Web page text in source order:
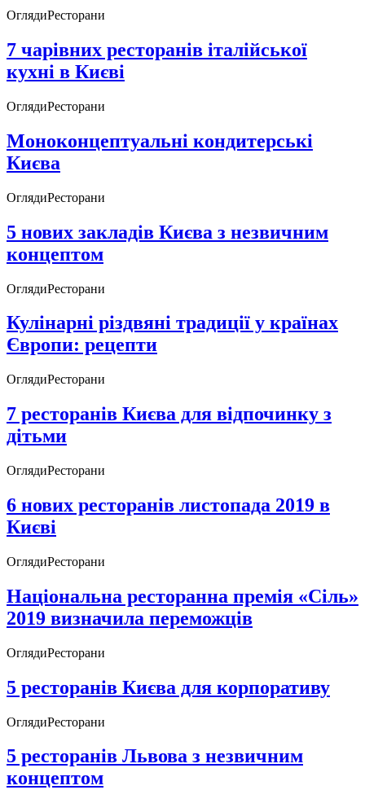
ОглядиРесторани
7 чарівних ресторанів італійської
кухні в Києві
ОглядиРесторани
Моноконцептуальні кондитерські
Києва
ОглядиРесторани
5 нових закладів Києва з незвичним
концептом
ОглядиРесторани
Кулінарні різдвяні традиції у країнах
Європи: рецепти
ОглядиРесторани
7 ресторанів Києва для відпочинку з
дітьми
ОглядиРесторани
6 нових ресторанів листопада 2019 в
Києві
ОглядиРесторани
Національна ресторанна премія «Сіль»
2019 визначила переможців
ОглядиРесторани
5 ресторанів Києва для корпоративу
ОглядиРесторани
5 ресторанів Львова з незвичним
концептом